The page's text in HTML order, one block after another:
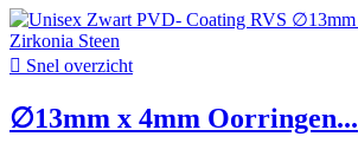
 Snel overzicht
∅13mm x 4mm Oorringen...